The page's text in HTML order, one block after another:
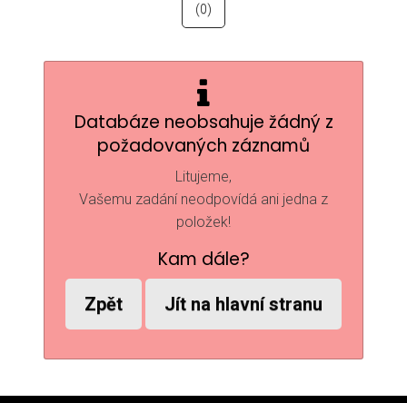
(0)
Databáze neobsahuje žádný z
požadovaných záznamů
Litujeme,
Vašemu zadání neodpovídá ani jedna z
položek!
Kam dále?
Zpět Jít na hlavní stranu